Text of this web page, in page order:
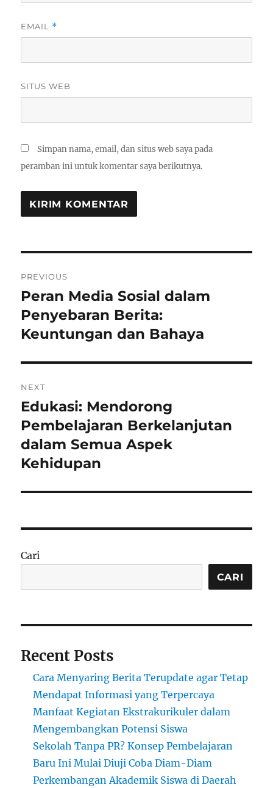
EMAIL *
SITUS WEB
Simpan nama, email, dan situs web saya pada
peramban ini untuk komentar saya berikutnya.
pos
PREVIOUS
Previous
post:
Peran Media Sosial dalam
Penyebaran Berita:
Keuntungan dan Bahaya
NEXT
Next
post:
Edukasi: Mendorong
Pembelajaran Berkelanjutan
dalam Semua Aspek
Kehidupan
Cari
CARI
Recent Posts
Cara Menyaring Berita Terupdate agar Tetap
Mendapat Informasi yang Terpercaya
Manfaat Kegiatan Ekstrakurikuler dalam
Mengembangkan Potensi Siswa
Sekolah Tanpa PR? Konsep Pembelajaran
Baru Ini Mulai Diuji Coba Diam-Diam
Perkembangan Akademik Siswa di Daerah